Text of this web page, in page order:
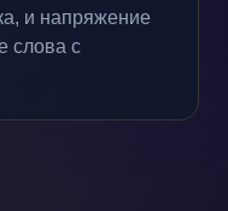
и напряжение
слова с